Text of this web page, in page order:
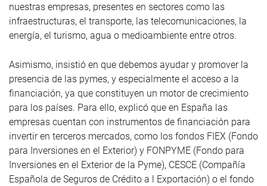
nuestras empresas, presentes en sectores como las
infraestructuras, el transporte, las telecomunicaciones, la
energía, el turismo, agua o medioambiente entre otros.
Asimismo, insistió en que debemos ayudar y promover la
presencia de las pymes, y especialmente el acceso a la
financiación, ya que constituyen un motor de crecimiento
para los países. Para ello, explicó que en España las
empresas cuentan con instrumentos de financiación para
invertir en terceros mercados, como los fondos FIEX (Fondo
para Inversiones en el Exterior) y FONPYME (Fondo para
Inversiones en el Exterior de la Pyme), CESCE (Compañía
Española de Seguros de Crédito a l Exportación) o el fondo